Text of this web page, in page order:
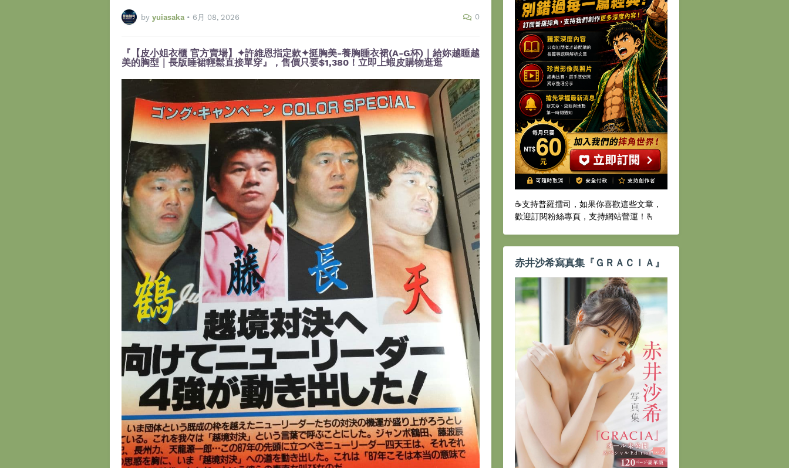
by yuiasaka • 6月 08, 2026 0
『【皮小姐衣櫃 官方賣場】✦許維恩指定款✦挺胸美-養胸睡衣裙(A-G杯)｜給妳越睡越
美的胸型｜長版睡裙輕鬆直接單穿』，售價只要$1,380！立即上蝦皮購物逛逛
☕️支持普羅擂司，如果你喜歡這些文章，
歡迎訂閱粉絲專頁，支持網站營運！🫰
赤井沙希寫真集『ＧＲＡＣＩＡ』